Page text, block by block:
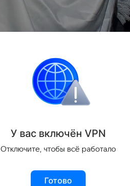
У вас включён VPN
Отключите, чтобы всё работало
Готово